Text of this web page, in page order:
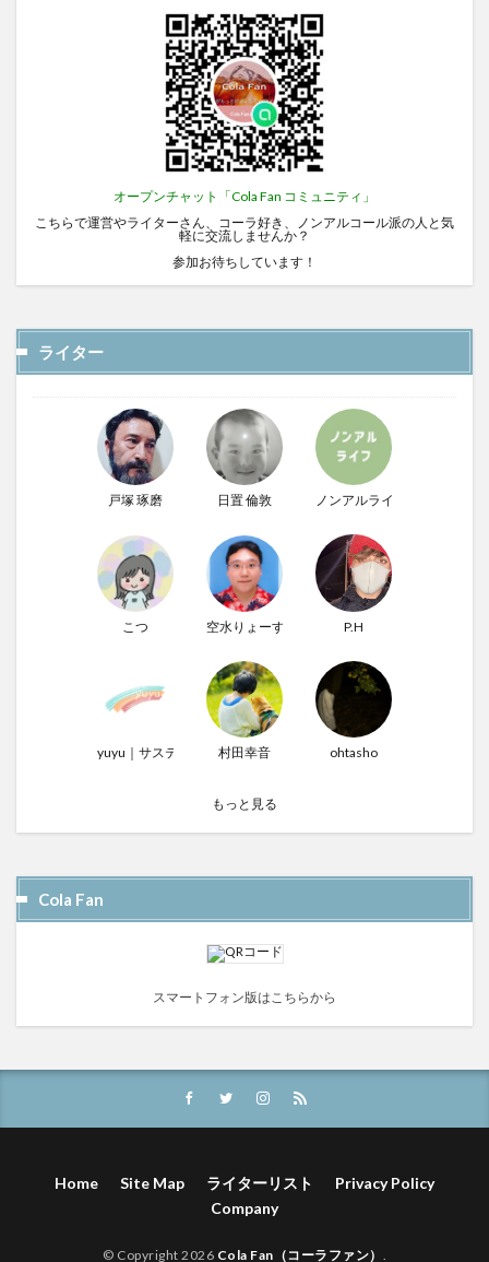
オープンチャット「Cola Fan コミュニティ」
こちらで運営やライターさん、コーラ好き、ノンアルコール派の人と気
軽に交流しませんか？
参加お待ちしています！
ライター
戸塚 琢磨 日置 倫敦 ノンアルライフ
こつ 空水りょーすけ P.H
yuyu｜サステナぶる男村田幸音 ohtasho
もっと見る
Cola Fan
スマートフォン版はこちらから
Home Site Map ライターリスト
Privacy Policy
Company
© Copyright 2026 Cola Fan（コーラファン） .